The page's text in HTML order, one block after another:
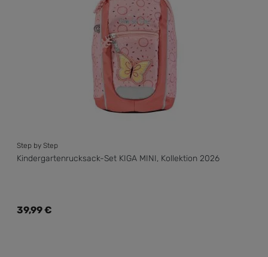
Step by Step
Kindergartenrucksack-Set KIGA MINI, Kollektion 2026
Regulärer Preis:
39,99 €